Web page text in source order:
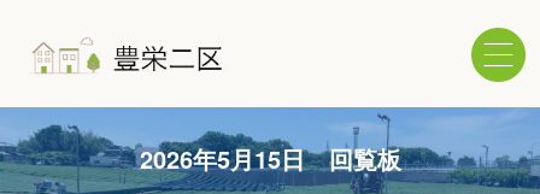
ホーム
2026年5月15日 回覧板